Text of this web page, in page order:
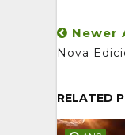
Newer
Nova
RELATED